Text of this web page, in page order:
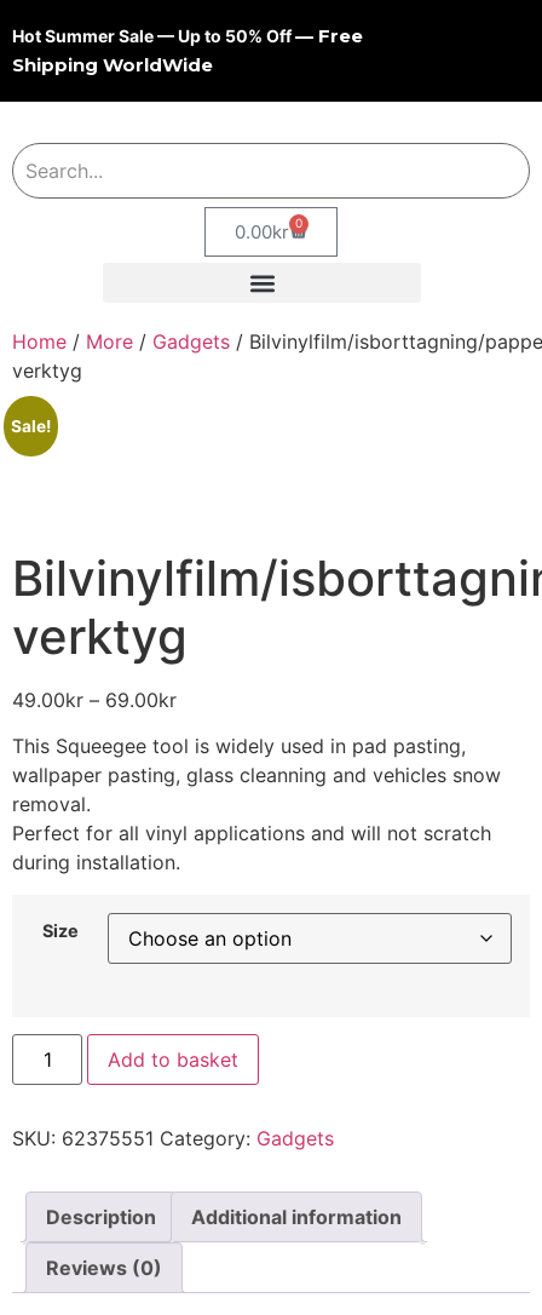
Hot Summer Sale — Up to 50% Off— Free
Shipping WorldWide
0.00kr 0
Home / More / Gadgets / Bilvinylfilm/isborttagning/
verktyg
Sale!
Bilvinylfilm/
verktyg
49.00kr – 69.00kr
This Squeegee tool is widely used in pad pasting,
wallpaper pasting, glass cleanning and vehicles snow
removal.
Perfect for all vinyl applications and will not scratch
during installation.
Size
Add to basket
SKU: 62375551 Category: Gadgets
Description Additional information
Reviews (0)